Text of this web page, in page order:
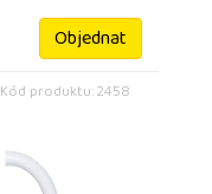
Objednat
Kód produktu: 2458